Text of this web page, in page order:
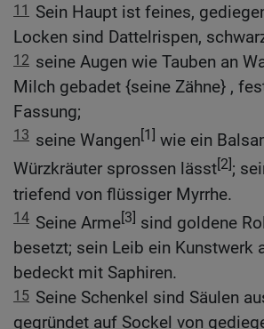
11 Sein Haupt ist feines,
Locken sind Dattelrispen,
12 seine Augen wie Tauben an
Milch gebadet {seine Zähne} ,
Fassung;
13 seine Wangen[1] wie ein
Würzkräuter sprossen lässt[2];
triefend von flüssiger Myrrhe.
14 Seine Arme[3] sind goldene
besetzt; sein Leib ein Kunstwerk
bedeckt mit Saphiren.
15 Seine Schenkel sind Säulen
gegründet auf Sockel von